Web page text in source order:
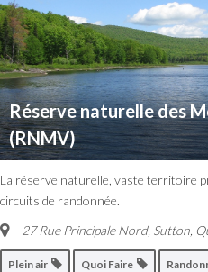
Réserve naturelle des
(RNMV)
La réserve naturelle, vaste territoire
circuits de randonnée.
27 Rue Principale Nord, Sutton,
Plein air Quoi Faire